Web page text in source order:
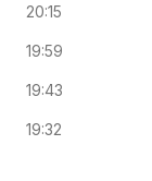
20:15
19:59
19:43
19:32